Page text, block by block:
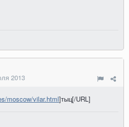
2013
moscow/vilar.html]тыц[/URL]